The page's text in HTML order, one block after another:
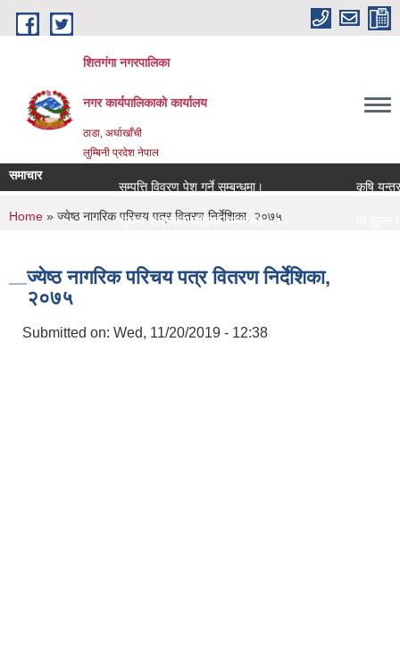
Skip to main content
शितगंगा नगरपालिका
नगर कार्यपालिकाकाे कार्यालय
ठाडा, अर्घाखाँची
लुम्बिनी प्रदेश नेपाल
समाचार
सम्पत्ति विवरण पेश गर्ने सम्बन्धमा।
कृषि यन्त्र
सूचना प्रकाशन गरिएको सम्बन्धमा ।।।
You are here
Home » ज्येष्ठ नागरिक परिचय पत्र वितरण निर्देशिका, २०७५
ज्येष्ठ नागरिक परिचय पत्र वितरण निर्देशिका,
२०७५
Submitted on: Wed, 11/20/2019 - 12:38